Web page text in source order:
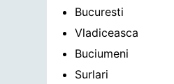
Bucuresti
Vladiceasca
Buciumeni
Surlari